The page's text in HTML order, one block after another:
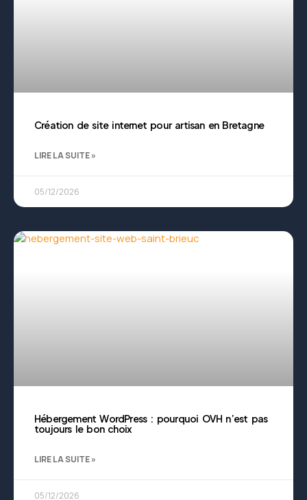
Création de site internet pour artisan en Bretagne
LIRE LA SUITE »
05/12/2026
Hébergement WordPress : pourquoi OVH n’est pas
toujours le bon choix
LIRE LA SUITE »
05/12/2026